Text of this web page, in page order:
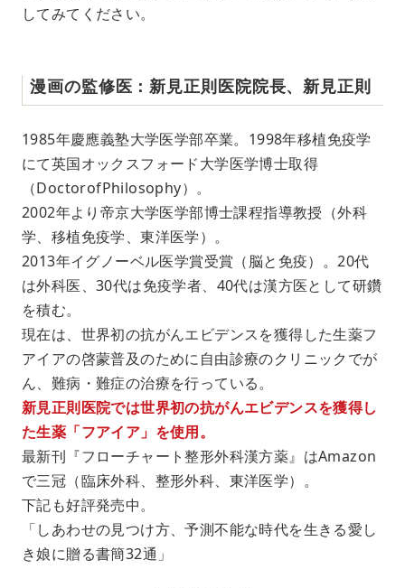
してみてください。
漫画の監修医：新見正則医院院長、新見正則
1985年慶應義塾大学医学部卒業。1998年移植免疫学
にて英国オックスフォード大学医学博士取得
（DoctorofPhilosophy）。
2002年より帝京大学医学部博士課程指導教授（外科
学、移植免疫学、東洋医学）。
2013年イグノーベル医学賞受賞（脳と免疫）。20代
は外科医、30代は免疫学者、40代は漢方医として研鑽
を積む。
現在は、世界初の抗がんエビデンスを獲得した生薬フ
アイアの啓蒙普及のために自由診療のクリニックでが
ん、難病・難症の治療を行っている。
新見正則医院では世界初の抗がんエビデンスを獲得し
た生薬「フアイア」を使用。
最新刊『フローチャート整形外科漢方薬』はAmazon
で三冠（臨床外科、整形外科、東洋医学）。
下記も好評発売中。
「しあわせの見つけ方、予測不能な時代を生きる愛し
き娘に贈る書簡32通」